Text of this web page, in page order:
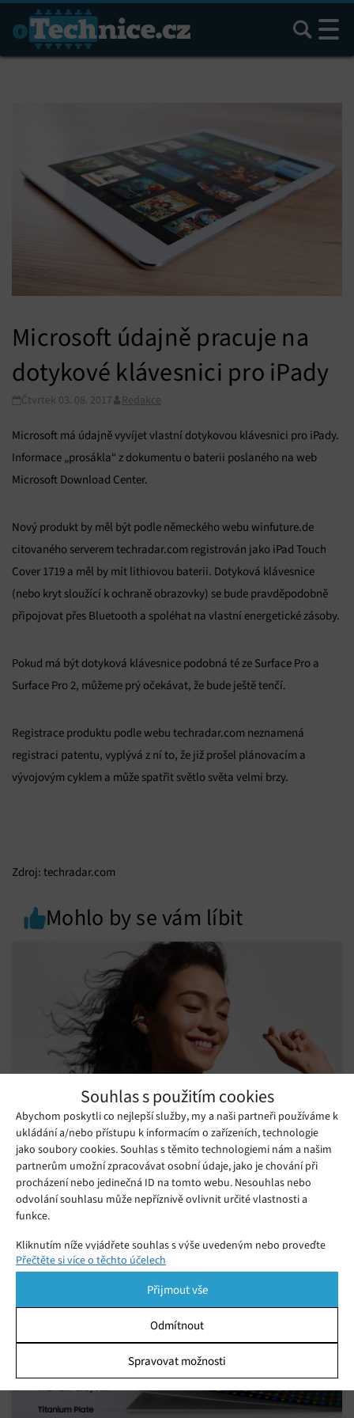
Souhlas s použitím cookies
Abychom poskytli co nejlepší služby, my a naši partneři používáme k
ukládání a/nebo přístupu k informacím o zařízeních, technologie
jako soubory cookies. Souhlas s těmito technologiemi nám a našim
partnerům umožní zpracovávat osobní údaje, jako je chování při
procházení nebo jedinečná ID na tomto webu. Nesouhlas nebo
odvolání souhlasu může nepříznivě ovlivnit určité vlastnosti a
funkce.
Kliknutím níže vyjádřete souhlas s výše uvedeným nebo proveďte
podrobnější rozhodnutí. Vaše volby budou použity pouze na tomto
pomocí přepínačů v Zásadách cookies nebo kliknutím na tlačítko
Spravovat souhlas ve spodní části obrazovky.
Ukládání a/nebo přístup k informacím v zařízení, Porozumění
publiku prostřednictvím statistik nebo kombinací údajů z
různých zdrojů.
Přečtěte si více o těchto účelech
Přijmout vše
Odmítnout
Spravovat možnosti
Hledat
Microsoft údajně pracuje na
dotykové klávesnici pro iPady
Čtvrtek 03. 08. 2017 Redakce
Microsoft má údajně vyvíjet vlastní dotykovou klávesnici pro iPady.
Informace „prosákla“ z dokumentu o baterii poslaného na web
Microsoft Download Center.
Nový produkt by měl být podle německého webu winfuture.de
citovaného serverem techradar.com registrován jako iPad Touch
Cover 1719 a měl by mít lithiovou baterii. Dotyková klávesnice
(nebo kryt sloužící k ochraně obrazovky) se bude pravděpodobně
připojovat přes Bluetooth a spoléhat na vlastní energetické zásoby.
Pokud má být dotyková klávesnice podobná té ze Surface Pro a
Surface Pro 2, můžeme prý očekávat, že bude ještě tenčí.
Registrace produktu podle webu techradar.com neznamená
registraci patentu, vyplývá z ní to, že již prošel plánovacím a
vývojovým cyklem a může spatřit světlo světa velmi brzy.
Zdroj: techradar.com
Mohlo by se vám líbit
Sluchátka nebo módní doplněk? Huawei
představil FreeClip 2 S
Úterý 21. 07. 2026 Monika
Huawei uvedl na český trh novou generaci sluchátek FreeClip 2
S. Nový model dostal prémiový vzhled i zvuk.